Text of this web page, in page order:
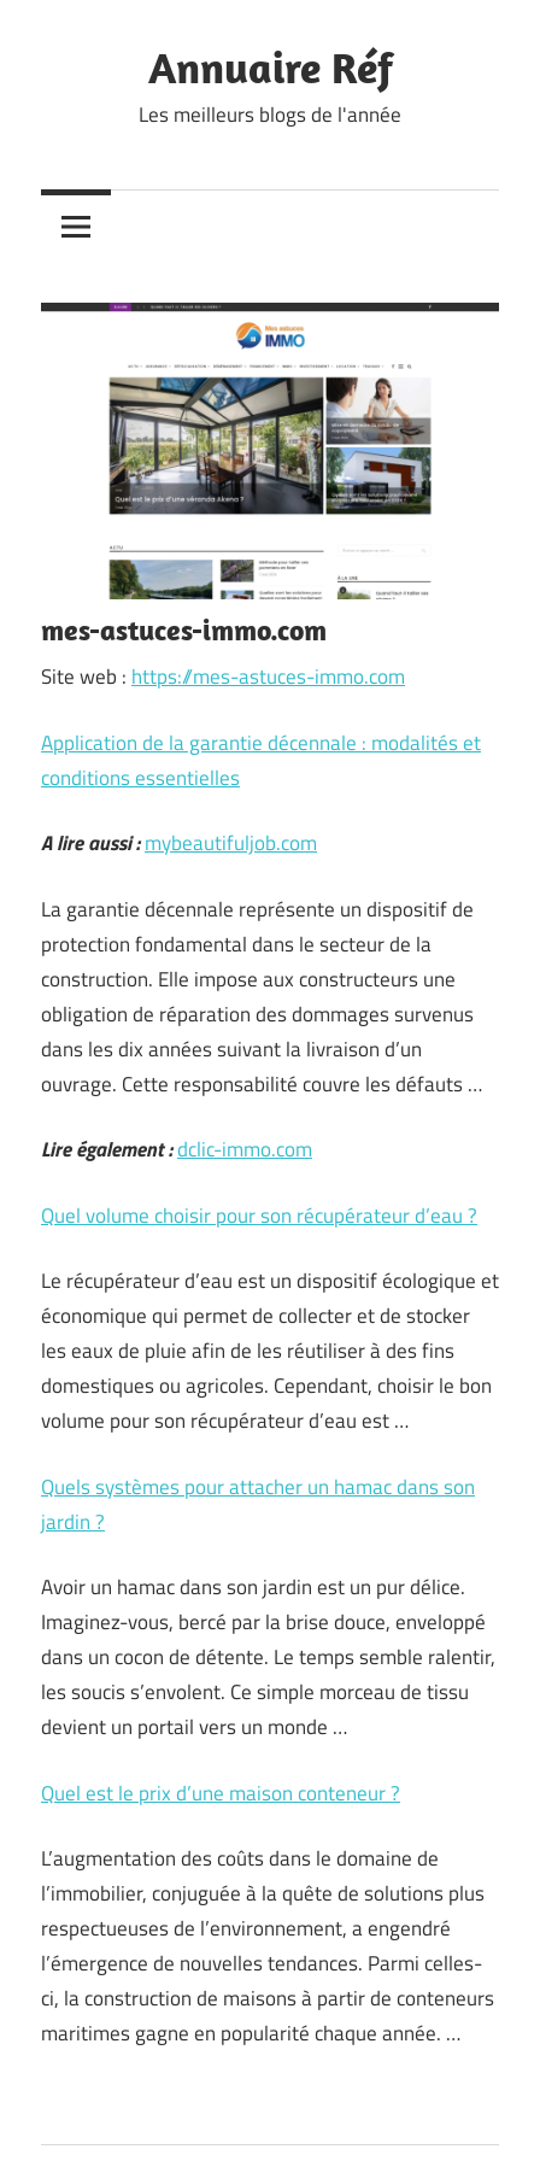
Annuaire Réf
Les meilleurs blogs de l'année
mes-astuces-immo.com
Site web : https://mes-astuces-immo.com
Application de la garantie décennale : modalités et
conditions essentielles
A lire aussi :mybeautifuljob.com
La garantie décennale représente un dispositif de
protection fondamental dans le secteur de la
construction. Elle impose aux constructeurs une
obligation de réparation des dommages survenus
dans les dix années suivant la livraison d’un
ouvrage. Cette responsabilité couvre les défauts …
Lire également :dclic-immo.com
Quel volume choisir pour son récupérateur d’eau ?
Le récupérateur d’eau est un dispositif écologique et
économique qui permet de collecter et de stocker
les eaux de pluie afin de les réutiliser à des fins
domestiques ou agricoles. Cependant, choisir le bon
volume pour son récupérateur d’eau est …
Quels systèmes pour attacher un hamac dans son
jardin ?
Avoir un hamac dans son jardin est un pur délice.
Imaginez-vous, bercé par la brise douce, enveloppé
dans un cocon de détente. Le temps semble ralentir,
les soucis s’envolent. Ce simple morceau de tissu
devient un portail vers un monde …
Quel est le prix d’une maison conteneur ?
L’augmentation des coûts dans le domaine de
l’immobilier, conjuguée à la quête de solutions plus
respectueuses de l’environnement, a engendré
l’émergence de nouvelles tendances. Parmi celles-
ci, la construction de maisons à partir de conteneurs
maritimes gagne en popularité chaque année. …